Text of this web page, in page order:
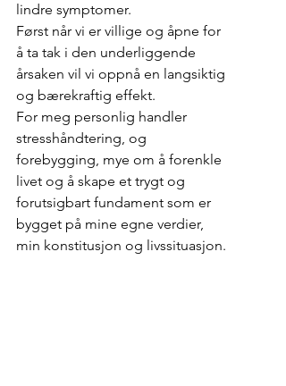
lindre symptomer.
Først når vi er villige og åpne for
å ta tak i den underliggende
årsaken vil vi oppnå en langsiktig
og bærekraftig effekt.
For meg personlig handler
stresshåndtering, og
forebygging, mye om å forenkle
livet og å skape et trygt og
forutsigbart fundament som er
bygget på mine egne verdier,
min konstitusjon og livssituasjon.